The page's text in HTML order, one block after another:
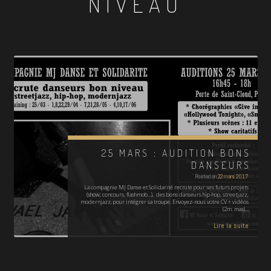
25 MARS : AUDITION BONS
DANSEURS
Posted on22 mars 2017
La compagnie MJ Danse et Solidarité recrute pour ses futurs projets
(show, concours, flashmob…), des bons danseurs hip-hop, streetjazz,
modernjazz, pour intégrer sa troupe. Envoyez-nous votre CV + vidéos
(2m. max)…
Lire la suite